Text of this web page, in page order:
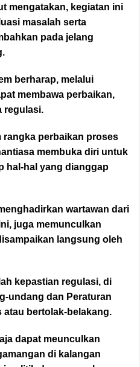
mengatakan, kegiatan ini
masalah serta
pada jelang
berharap, melalui
membawa perbaikan,
regulasi.
rangka perbaikan proses
membuka diri untuk
hal-hal yang dianggap
wartawan dari
juga memunculkan
langsung oleh
kepastian regulasi, di
undang dan Peraturan
atau bertolak-belakang.
dapat meunculkan
di kalangan